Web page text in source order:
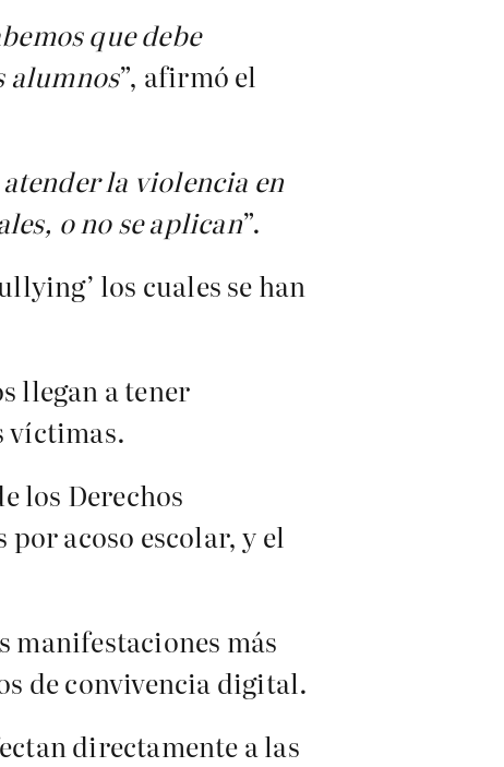
que debe
alumnos”, afirmó el
la violencia en
o no se aplican”.
los cuales se han
llegan a tener
víctimas.
los Derechos
acoso escolar, y el
manifestaciones más
de convivencia digital.
directamente a las